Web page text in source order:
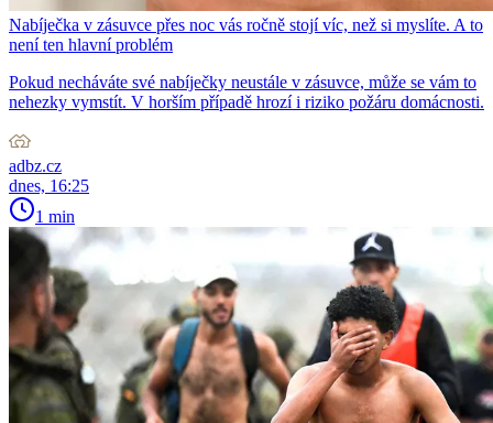
Nabíječka v zásuvce přes noc vás ročně stojí víc, než si myslíte. A to
není ten hlavní problém
Pokud necháváte své nabíječky neustále v zásuvce, může se vám to
nehezky vymstít. V horším případě hrozí i riziko požáru domácnosti.
adbz.cz
dnes, 16:25
1 min